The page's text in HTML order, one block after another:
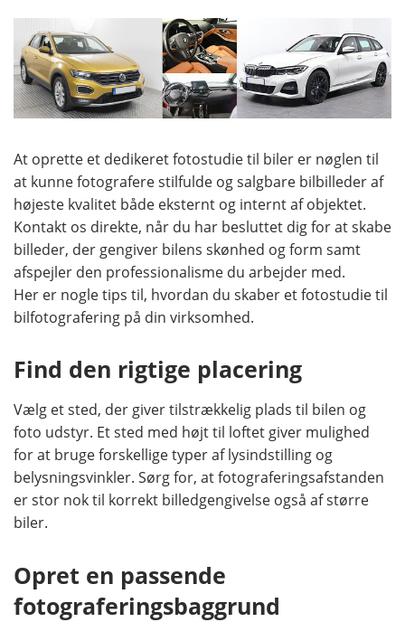
At oprette et dedikeret fotostudie til biler er nøglen til
at kunne fotografere stilfulde og salgbare bilbilleder af
højeste kvalitet både eksternt og internt af objektet.
Kontakt os direkte, når du har besluttet dig for at skabe
billeder, der gengiver bilens skønhed og form samt
afspejler den professionalisme du arbejder med.
Her er nogle tips til, hvordan du skaber et fotostudie til
bilfotografering på din virksomhed.
Find den rigtige placering
Vælg et sted, der giver tilstrækkelig plads til bilen og
foto udstyr. Et sted med højt til loftet giver mulighed
for at bruge forskellige typer af lysindstilling og
belysningsvinkler. Sørg for, at fotograferingsafstanden
er stor nok til korrekt billedgengivelse også af større
biler.
Opret en passende
fotograferingsbaggrund